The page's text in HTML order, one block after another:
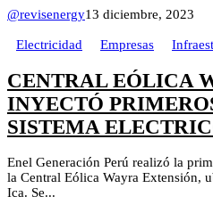
@revisenergy13 diciembre, 2023
Electricidad Empresas
CENTRAL EÓLICA
INYECTÓ
SISTEMA
Enel Generación Perú realizó la
la Central Eólica Wayra Extensión,
Ica. Se...